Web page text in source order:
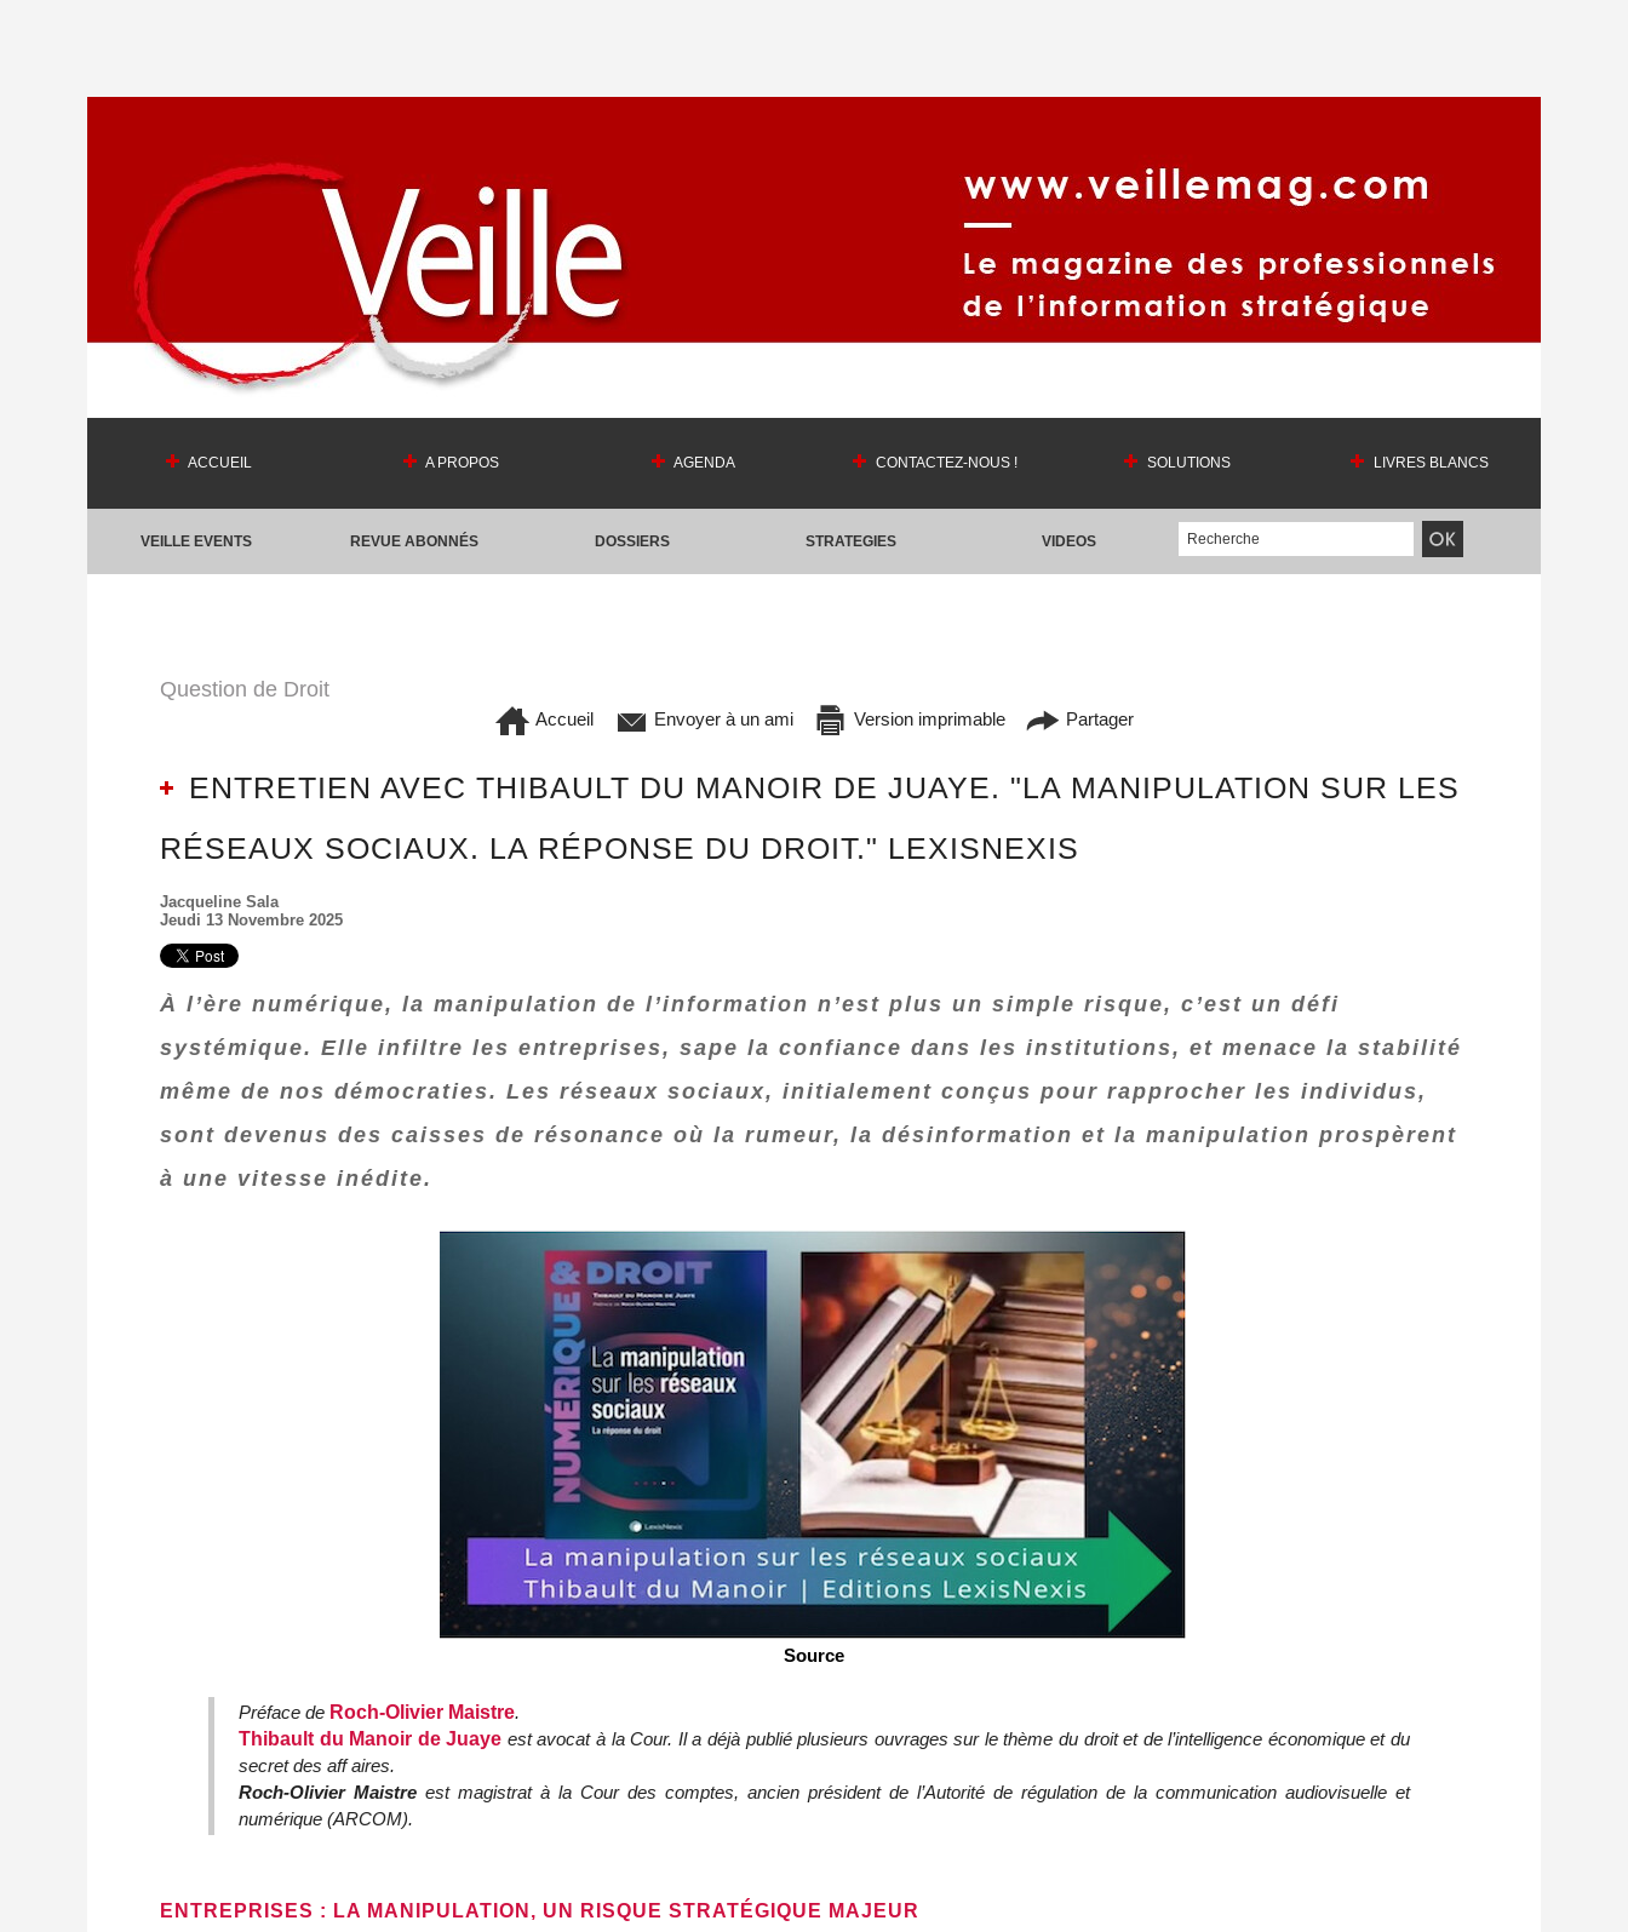
ACCUEIL A PROPOS AGENDA CONTACTEZ-NOUS ! SOLUTIONS LIVRES BLANCS
VEILLE EVENTS REVUE ABONNÉS DOSSIERS STRATEGIES VIDEOS
Question de Droit
Accueil Envoyer à un ami Version imprimable Partager
ENTRETIEN AVEC THIBAULT DU MANOIR DE JUAYE. "LA MANIPULATION SUR LES
RÉSEAUX SOCIAUX. LA RÉPONSE DU DROIT." LEXISNEXIS
Jacqueline Sala
Jeudi 13 Novembre 2025
À l’ère numérique, la manipulation de l’information n’est plus un simple risque, c’est un défi
systémique. Elle infiltre les entreprises, sape la confiance dans les institutions, et menace la stabilité
même de nos démocraties. Les réseaux sociaux, initialement conçus pour rapprocher les individus,
sont devenus des caisses de résonance où la rumeur, la désinformation et la manipulation prospèrent
à une vitesse inédite.
Source
Préface de Roch-Olivier Maistre.
Thibault du Manoir de Juaye est avocat à la Cour. Il a déjà publié plusieurs ouvrages sur le thème du droit et de l’intelligence économique et du
secret des aff aires.
Roch-Olivier Maistre est magistrat à la Cour des comptes, ancien président de l’Autorité de régulation de la communication audiovisuelle et
numérique (ARCOM).
ENTREPRISES : LA MANIPULATION, UN RISQUE STRATÉGIQUE MAJEUR